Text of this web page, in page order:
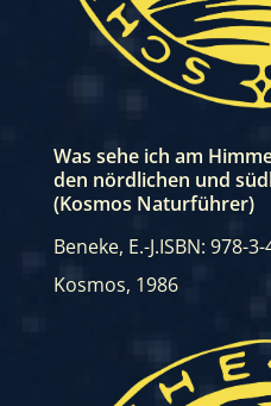
Was sehe ich am
den nördlichen und
(Kosmos Naturführer)
Beneke, E.-J.ISBN: 978-
Kosmos, 1986